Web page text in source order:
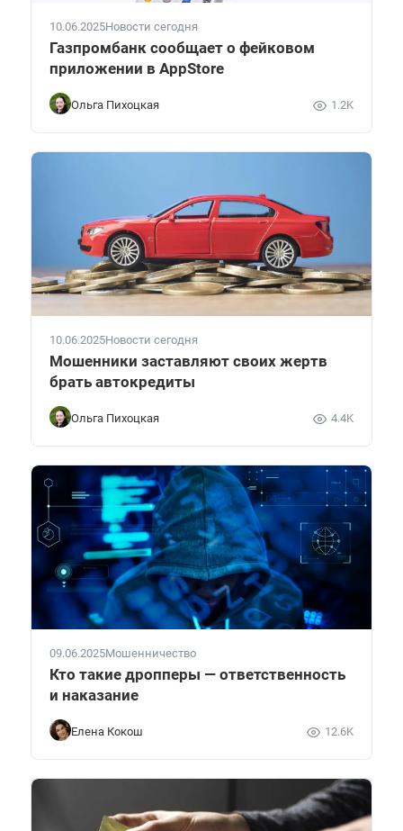
10.06.2025Новости сегодня
Газпромбанк сообщает о фейковом
приложении в AppStore
Ольга Пихоцкая 1.2K
10.06.2025Новости сегодня
Мошенники заставляют своих жертв
брать автокредиты
Ольга Пихоцкая 4.4K
09.06.2025Мошенничество
Кто такие дропперы — ответственность
и наказание
Елена Кокош 12.6K